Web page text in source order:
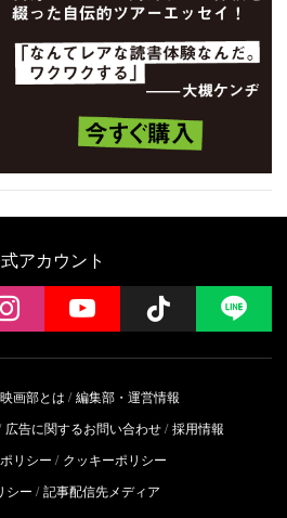
アカウント
instagramYouTube Follow
画部とは
編集部・運営情報
広告に関するお問い合わせ 採用情報
リシー
クッキーポリシー
シー
記事配信先メディア